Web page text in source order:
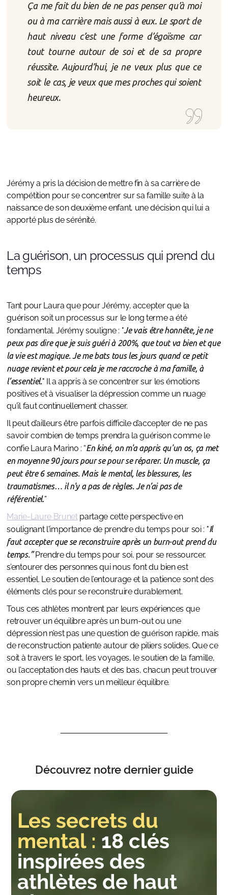
Ça me fait du bien de ne pas penser qu’à moi
ou à ma carrière mais aussi à eux. Le sport de
haut niveau c’est une forme d’égoïsme car
tout tourne autour de soi et de sa propre
réussite. Aujourd’hui, je ne veux plus que ce
soit le cas, je veux que mes proches qui soient
heureux.
Jérémy a pris la décision de mettre fin à sa carrière de
compétition pour se concentrer sur sa famille suite à la
naissance de son deuxième enfant, une décision qui lui a
apporté plus de sérénité.
La guérison, un processus qui prend du
temps
Tant pour Laura que pour Jérémy, accepter que la
guérison soit un processus sur le long terme a été
fondamental. Jérémy souligne : "Je vais être honnête, je ne
peux pas dire que je suis guéri à 200%, que tout va bien et que
la vie est magique. Je me bats tous les jours quand ce petit
nuage revient et pour cela je me raccroche à ma famille, à
l’essentiel." Il a appris à se concentrer sur les émotions
positives et à visualiser la dépression comme un nuage
qu’il faut continuellement chasser.
Il peut d’ailleurs être parfois difficile d’accepter de ne pas
savoir combien de temps prendra la guérison comme le
confie Laura Marino : “En kiné, on m'a appris qu'un os, ça met
en moyenne 90 jours pour se pour se réparer. Un muscle, ça
peut être 6 semaines. Mais le mental, les blessures, les
traumatismes… il n'y a pas de règles. Je n’ai pas de
référentiel.”
Marie-Laure Brunetpartage cette perspective en
soulignant l'importance de prendre du temps pour soi : "Il
faut accepter que se reconstruire après un burn-out prend du
temps.”Prendre du temps pour soi, pour se ressourcer,
s’entourer des personnes qui nous font du bien est
essentiel. Le soutien de l’entourage et la patience sont des
éléments clés pour se reconstruire durablement.
Tous ces athlètes montrent par leurs expériences que
retrouver un équilibre après un burn-out ou une
dépression n’est pas une question de guérison rapide, mais
de reconstruction patiente autour de piliers solides. Que ce
soit à travers le sport, les voyages, le soutien de la famille,
ou l’acceptation des hauts et des bas, chacun peut trouver
son propre chemin vers un meilleur équilibre.
Découvrez notre dernier guide
Les secrets du
mental : 18 clés
inspirées des
athlètes de haut